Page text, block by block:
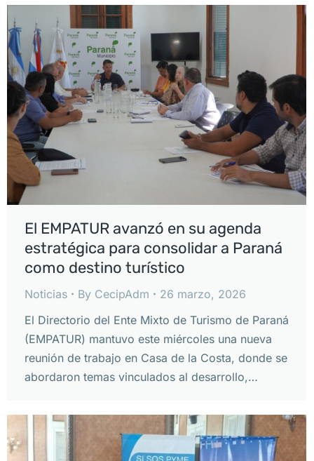
El EMPATUR avanzó en su agenda
estratégica para consolidar a Paraná
como destino turístico
Noticias By CecipAdm
26 marzo, 2026
El Directorio del Ente Mixto de Turismo de Paraná
(EMPATUR) mantuvo este miércoles una nueva
reunión de trabajo en Casa de la Costa, donde se
abordaron temas vinculados al desarrollo,…